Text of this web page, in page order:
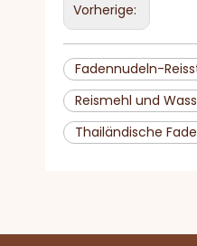
Vorherige:
Fadennudeln-
Reismehl und
Thailändische